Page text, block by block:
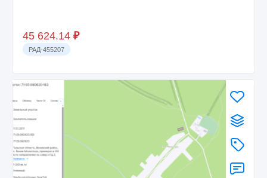
45 624.14 ₽
РАД-455207